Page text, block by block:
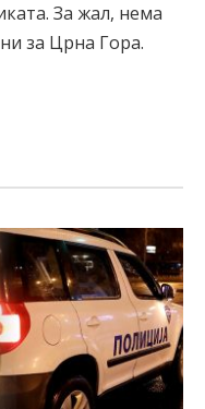
За жал, нема
за Црна Гора.